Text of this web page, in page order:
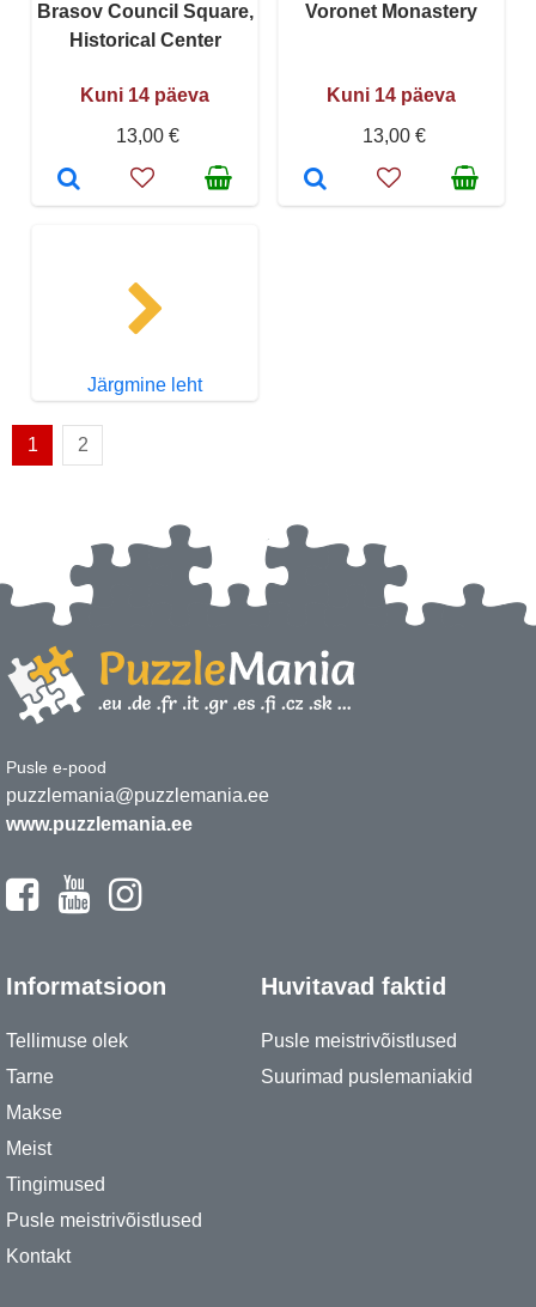
Brasov Council Square,
Historical Center
Kuni 14 päeva
13,00 €
Voronet Monastery
Kuni 14 päeva
13,00 €
Järgmine leht
1 2
Pusle e-pood
puzzlemania@puzzlemania.ee
www.puzzlemania.ee
Informatsioon
Tellimuse olek
Tarne
Makse
Meist
Tingimused
Pusle meistrivõistlused
Kontakt
Huvitavad faktid
Pusle meistrivõistlused
Suurimad puslemaniakid